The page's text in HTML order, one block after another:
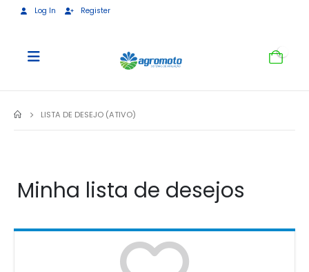
Log In Register
0
LISTA DE DESEJO (ATIVO)
Minha lista de desejos